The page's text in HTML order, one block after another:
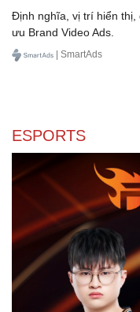
Sức khỏe
Dinh dưỡng - món ngon
Cây thuốc
Sản phụ khoa
Nhi khoa
Nam khoa
Làm đẹp - giảm cân
Phòng mạch online
Ăn sạch sống khỏe
Định nghĩa, vị trí hiển thị,
ưu Brand Video Ads.
| SmartAds
ESPORTS